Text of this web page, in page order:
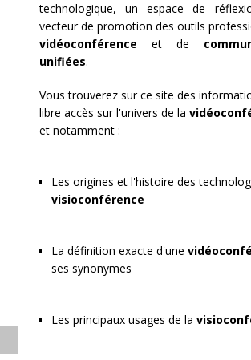
technologique, un espace de
vecteur de promotion des outils
vidéoconférence et de
unifiées.
Vous trouverez sur ce site des
libre accès sur l'univers de la
et notamment :
Les origines et l'histoire des
visioconférence
La définition exacte d'une
ses synonymes
Les principaux usages de la